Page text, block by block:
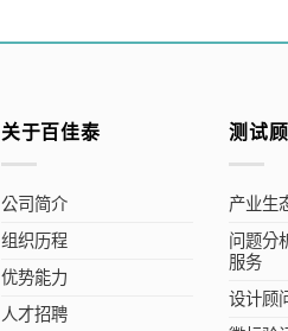
关于百佳泰
公司简介
组织历程
优势能力
人才招聘
测试
产业生
问题分
服务
设计顾